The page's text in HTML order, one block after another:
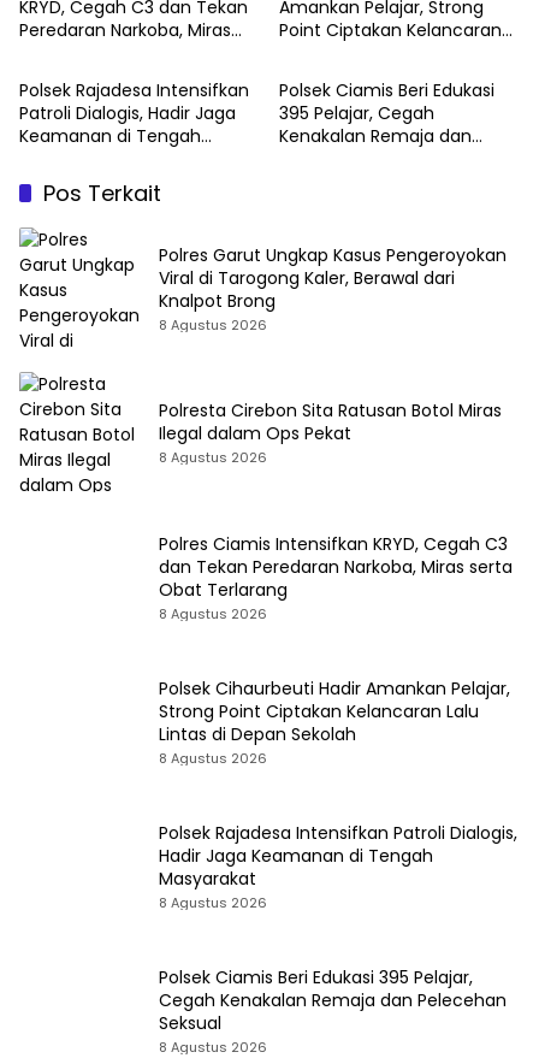
KRYD, Cegah C3 dan Tekan
Peredaran Narkoba, Miras
Amankan Pelajar, Strong
Point Ciptakan Kelancaran
Polsek Rajadesa Intensifkan
Patroli Dialogis, Hadir Jaga
Keamanan di Tengah
Polsek Ciamis Beri Edukasi
395 Pelajar, Cegah
Kenakalan Remaja dan
Pos Terkait
Polres Garut Ungkap Kasus Pengeroyokan
Viral di Tarogong Kaler, Berawal dari
Knalpot Brong
8 Agustus 2026
Polresta Cirebon Sita Ratusan Botol Miras
Ilegal dalam Ops Pekat
8 Agustus 2026
Polres Ciamis Intensifkan KRYD, Cegah C3
dan Tekan Peredaran Narkoba, Miras serta
Obat Terlarang
8 Agustus 2026
Polsek Cihaurbeuti Hadir Amankan Pelajar,
Strong Point Ciptakan Kelancaran Lalu
Lintas di Depan Sekolah
8 Agustus 2026
Polsek Rajadesa Intensifkan Patroli Dialogis,
Hadir Jaga Keamanan di Tengah
Masyarakat
8 Agustus 2026
Polsek Ciamis Beri Edukasi 395 Pelajar,
Cegah Kenakalan Remaja dan Pelecehan
Seksual
8 Agustus 2026